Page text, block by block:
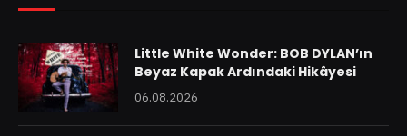
Little White Wonder: BOB DYLAN’ın
Beyaz Kapak Ardındaki Hikâyesi
06.08.2026